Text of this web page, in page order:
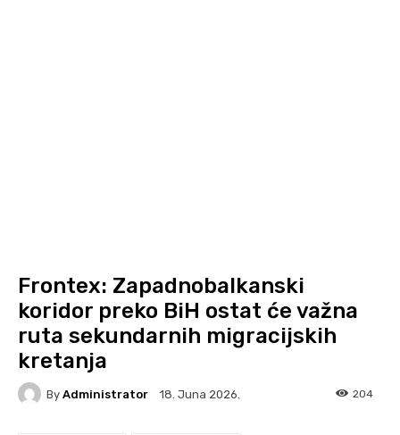
Frontex: Zapadnobalkanski
koridor preko BiH ostat će važna
ruta sekundarnih migracijskih
kretanja
By Administrator 18. Juna 2026. 204